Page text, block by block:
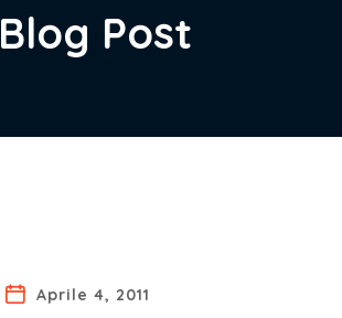
Blog Post
Aprile 4, 2011